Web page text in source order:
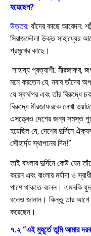
হয়েছেন?
উত্তর: যাঁদের কাছে আবেদন:
সিরাজদ্দৌলা উক্ত সাহায্যের
প্রমুখের কাছে।
সাহায্য প্রত্যাশী: মীরজাফর,
মনে করতেন যে, নবাব তাঁদের
যে স্বার্থপর এবং তাঁর বিরুদ্ধে
বিরুদ্ধে মীরজাফরকে লেখা
এসত্ত্বেও দেশের জন্য সমস্ত
হয়েছিল যে, দেশের দুর্দিনে
সৌহার্দ্য স্থাপনের দিন!”
তাই বাংলার দুর্দিনে কেউ যেন
করেন এবং বাংলার মর্যাদা ও
পাশে থাকতে বলেন। এমনকি
বলেও জানান। কিন্তু তার
করেছেন।
৭.২ “এই মুহূর্তে তুমি আমার